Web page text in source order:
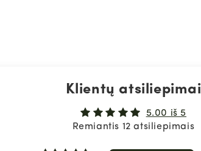
Klientų atsiliepimai
5.00 iš 5
Remiantis 12 atsiliepimais